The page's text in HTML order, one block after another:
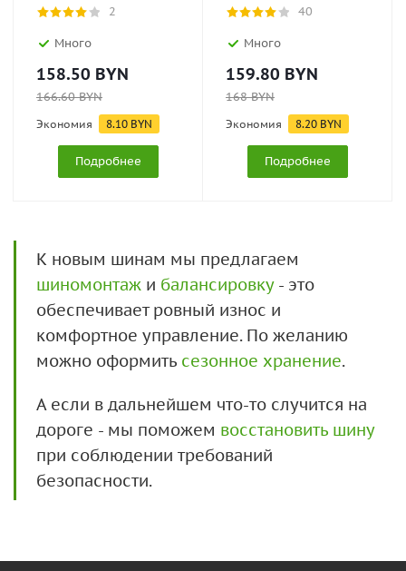
2
Много
158.50 BYN
166.60BYN
Экономия 8.10 BYN
Подробнее
40
Много
159.80 BYN
168BYN
Экономия 8.20 BYN
Подробнее
К новым шинам мы предлагаем
шиномонтаж и балансировку- это
обеспечивает ровный износ и
комфортное управление. По желанию
можно оформить сезонное хранение.
А если в дальнейшем что-то случится на
дороге - мы поможем восстановить шину
при соблюдении требований
безопасности.